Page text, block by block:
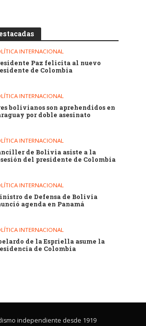
INTERNACIONAL
Paz felicita al nuevo
de Colombia
INTERNACIONAL
bolivianos son aprehendidos en
por doble asesinato
INTERNACIONAL
de Bolivia asiste a la
del presidente de Colombia
INTERNACIONAL
de Defensa de Bolivia
agenda en Panamá
INTERNACIONAL
de la Espriella asume la
de Colombia
independiente desde 1919